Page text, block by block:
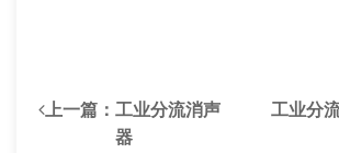
上一篇： 工业分流消声
器
工业分